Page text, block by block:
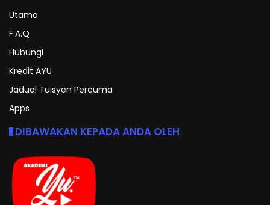
Utama
F.A.Q
Hubungi
Kredit AYU
Jadual Tuisyen Percuma
Apps
DIBAWAKAN KEPADA ANDA OLEH